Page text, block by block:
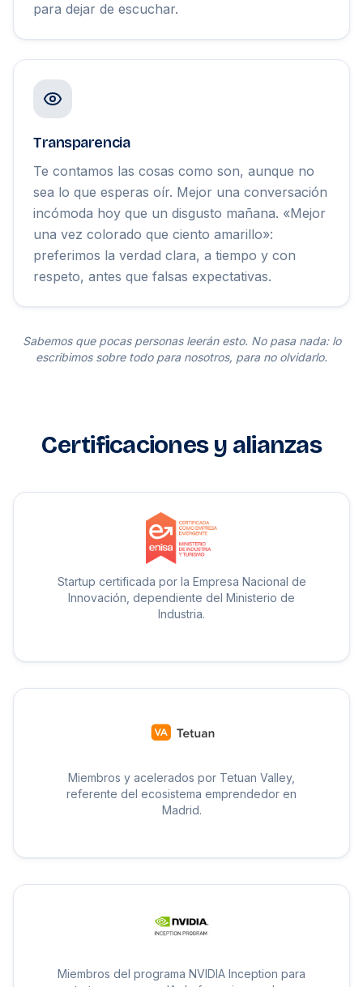
para dejar de escuchar.
Transparencia
Te contamos las cosas como son, aunque no
sea lo que esperas oír. Mejor una conversación
incómoda hoy que un disgusto mañana. «Mejor
una vez colorado que ciento amarillo»:
preferimos la verdad clara, a tiempo y con
respeto, antes que falsas expectativas.
Sabemos que pocas personas leerán esto. No pasa nada: lo
escribimos sobre todo para nosotros, para no olvidarlo.
Certificaciones y alianzas
Startup certificada por la Empresa Nacional de
Innovación, dependiente del Ministerio de
Industria.
Miembros y acelerados por Tetuan Valley,
referente del ecosistema emprendedor en
Madrid.
Miembros del programa NVIDIA Inception para